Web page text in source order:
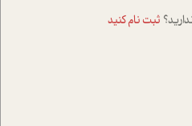
ثبت نام کنید